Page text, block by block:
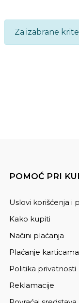
Za izabrane
POMOĆ PRI
Uslovi korišćenja i
Kako kupiti
Načini plaćanja
Plaćanje karticama
Politika privatnosti
Reklamacije